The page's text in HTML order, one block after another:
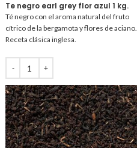
Te negro earl grey flor azul 1 kg.
Té negro con el aroma natural del fruto
cítrico de la bergamota y flores de aciano.
Receta clásica inglesa.